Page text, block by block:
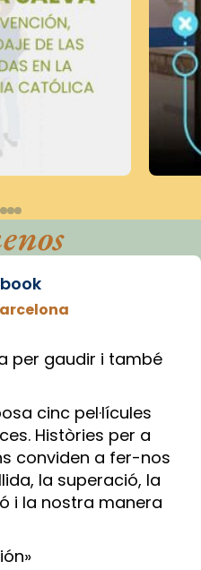
per gaudir i també
cinc pel·lícules
Històries per a
conviden a fer-nos
la superació, la
i la nostra manera